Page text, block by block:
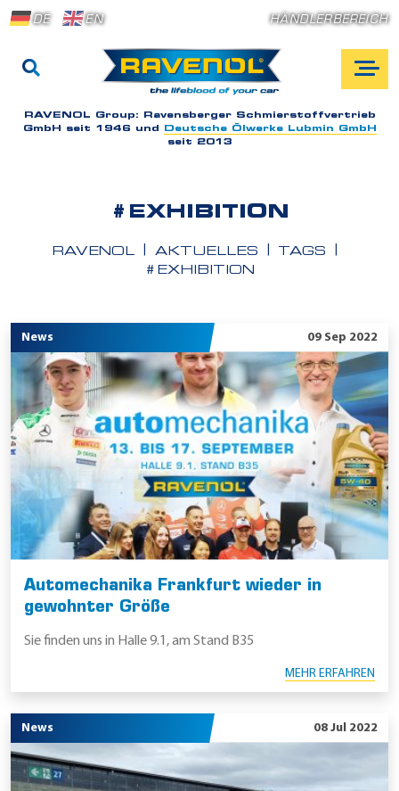
DE EN HÄNDLERBEREICH
RAVENOL Group: Ravensberger Schmierstoffvertrieb
GmbH seit 1946 und
Deutsche Ölwerke Lubmin GmbH
seit 2013
#EXHIBITION
RAVENOL AKTUELLES
TAGS
#EXHIBITION
News 09 Sep 2022
Automechanika Frankfurt wieder in
gewohnter Größe
Sie finden uns in Halle 9.1, am Stand B35
MEHR ERFAHREN
News 08 Jul 2022